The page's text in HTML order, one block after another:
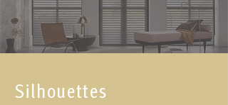
Silhouettes